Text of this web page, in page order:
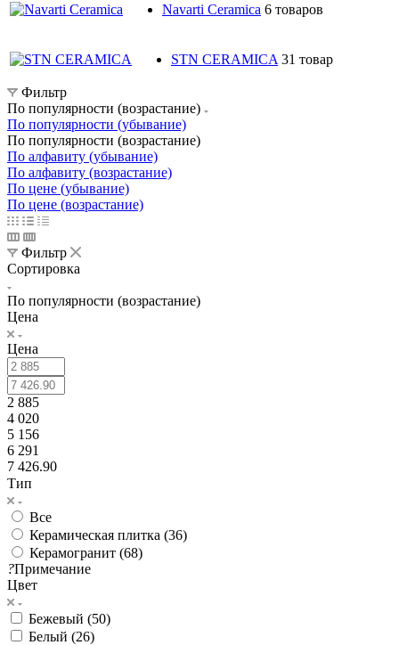
Navarti Ceramica 6 товаров
STN CERAMICA 31 товар
Фильтр
По популярности (возрастание)
По популярности (убывание)
По популярности (возрастание)
По алфавиту (убывание)
По алфавиту (возрастание)
По цене (убывание)
По цене (возрастание)
Фильтр
Сортировка
По популярности (возрастание)
Цена
Цена
2 885
4 020
5 156
6 291
7 426.90
Тип
Все
Керамическая плитка (36)
Керамогранит (68)
?Примечание
Цвет
Бежевый (50)
Белый (26)